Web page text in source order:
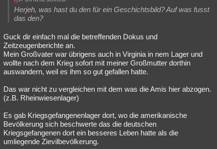
Herjeh, was hast du den für ein Geschichtsbild? Auf was fusst
das den?
Guck dir einfach mal die betreffenden Dokus und
Zeitzeugenberichte an.
Mein Großvater war übrigens auch in Virginia in nem Lager und
wollte nach dem Krieg sofort mit meiner Großmutter dorthin
auswandern, weil es ihm so gut gefallen hatte.
Das war nicht zu vergleichen mit dem was die Amis hier abzogen.
(z.B. Rheinwiesenlager)
Es gab Kriegsgefangenenlager dort, wo die amerikanische
Bevölkerung sich beschwerte das die deutschen
Kriegsgefangenen dort ein besseres Leben hatte als die
umliegende Zievilbevölkerung.